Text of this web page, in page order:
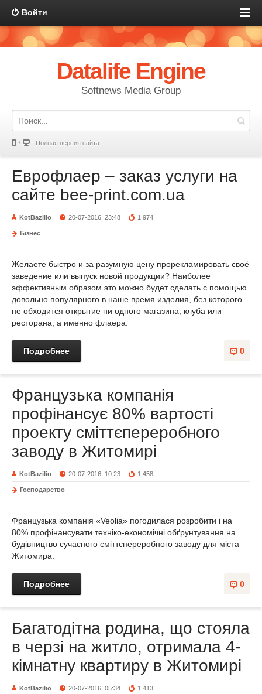
Войти
Datalife Engine
Softnews Media Group
Полная версия сайта
Еврофлаер – заказ услуги на
сайте bee-print.com.ua
KotBazilio 20-07-2016, 23:48 1 974
Бізнес
Желаете быстро и за разумную цену прорекламировать своё
заведение или выпуск новой продукции? Наиболее
эффективным образом это можно будет сделать с помощью
довольно популярного в наше время изделия, без которого
не обходится открытие ни одного магазина, клуба или
ресторана, а именно флаера.
0
Подробнее
Французька компанія
профінансує 80% вартості
проекту сміттєпереробного
заводу в Житомирі
KotBazilio 20-07-2016, 10:23 1 458
Господарство
Французька компанія «Veolia» погодилася розробити і на
80% профінансувати техніко-економічні обґрунтування на
будівництво сучасного сміттєпереробного заводу для міста
Житомира.
0
Подробнее
Багатодітна родина, що стояла
в черзі на житло, отримала 4-
кімнатну квартиру в Житомирі
KotBazilio 20-07-2016, 05:34 1 413